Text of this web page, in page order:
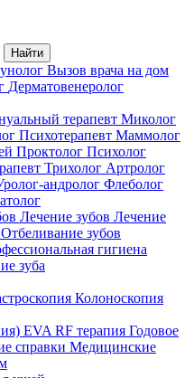
Вызов врача на дом
Дерматовенеролог
терапевт Миколог
Психотерапевт Маммолог
Проктолог Психолог
Трихолог Артролог
андролог Флеболог
Лечение зубов Лечение
Отбеливание зубов
гигиена
зуба
Колоноскопия
EVA RF терапия Годовое
справки Медицинские